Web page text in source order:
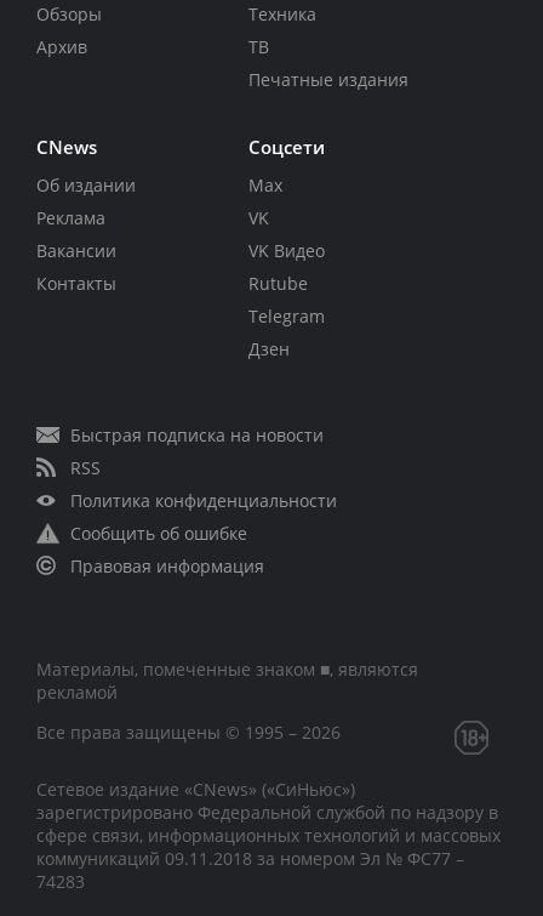
Обзоры
Архив
Техника
ТВ
Печатные издания
CNews
Об издании
Реклама
Вакансии
Контакты
Соцсети
Max
VK
VK Видео
Rutube
Telegram
Дзен
Быстрая подписка на новости
RSS
Политика конфиденциальности
Сообщить об ошибке
Правовая информация
Материалы, помеченные знаком ■, являются
рекламой
Все права защищены © 1995 – 2026
Сетевое издание «CNews» («СиНьюс»)
зарегистрировано Федеральной службой по надзору в
сфере связи, информационных технологий и массовых
коммуникаций 09.11.2018 за номером Эл № ФС77 –
74283